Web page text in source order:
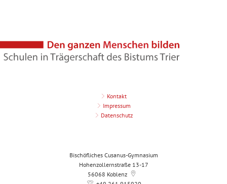
Kontakt
Impressum
Datenschutz
Bischöfliches Cusanus-Gymnasium
Hohenzollernstraße 13-17
56068 Koblenz